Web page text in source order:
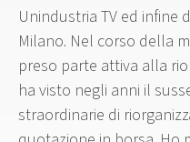
Unindustria TV ed infine
Milano. Nel corso della
preso parte attiva alla
ha visto negli anni il
straordinarie di